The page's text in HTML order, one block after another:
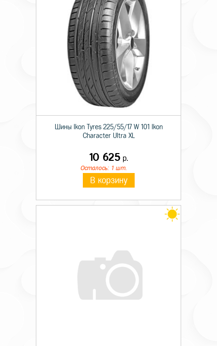
Шины Ikon Tyres 225/55/17 W 101 Ikon
Character Ultra XL
10 625р.
Осталось: 1 шт.
В корзину